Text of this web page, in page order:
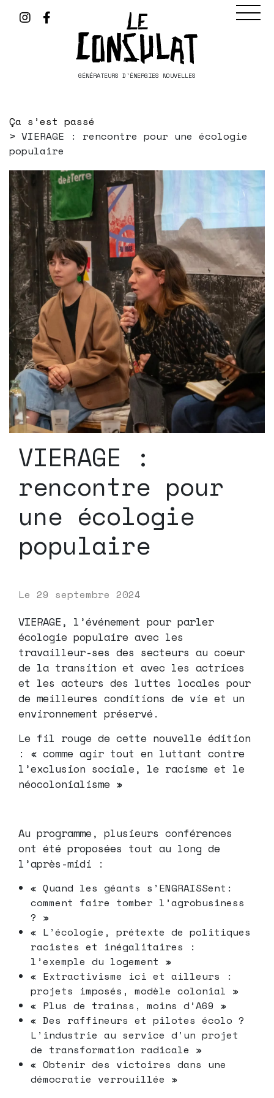
GÉNÉRATEURS D'ÉNERGIES NOUVELLES
Ça s’est passé
VIERAGE : rencontre pour une écologie
populaire
VIERAGE :
rencontre pour
une écologie
populaire
Le 29 septembre 2024
VIERAGE, l’événement pour parler
écologie populaire avec les
travailleur-ses des secteurs au coeur
de la transition et avec les actrices
et les acteurs des luttes locales pour
de meilleures conditions de vie et un
environnement préservé.
Le fil rouge de cette nouvelle édition
: « comme agir tout en luttant contre
l’exclusion sociale, le racisme et le
néocolonialisme »
Au programme, plusieurs conférences
ont été proposées tout au long de
l’après-midi :
« Quand les géants s’ENGRAISSent:
comment faire tomber l’agrobusiness
? »
« L’écologie, prétexte de politiques
racistes et inégalitaires :
l’exemple du logement »
« Extractivisme ici et ailleurs :
projets imposés, modèle colonial »
« Plus de trainss, moins d’A69 »
« Des raffineurs et pilotes écolo ?
L’industrie au service d’un projet
de transformation radicale »
« Obtenir des victoires dans une
démocratie verrouillée »